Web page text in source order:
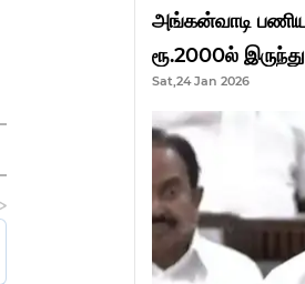
அங்கன்வாடி
ரூ.2000ல்
முதல்வர்
Sat,24 Jan 2026